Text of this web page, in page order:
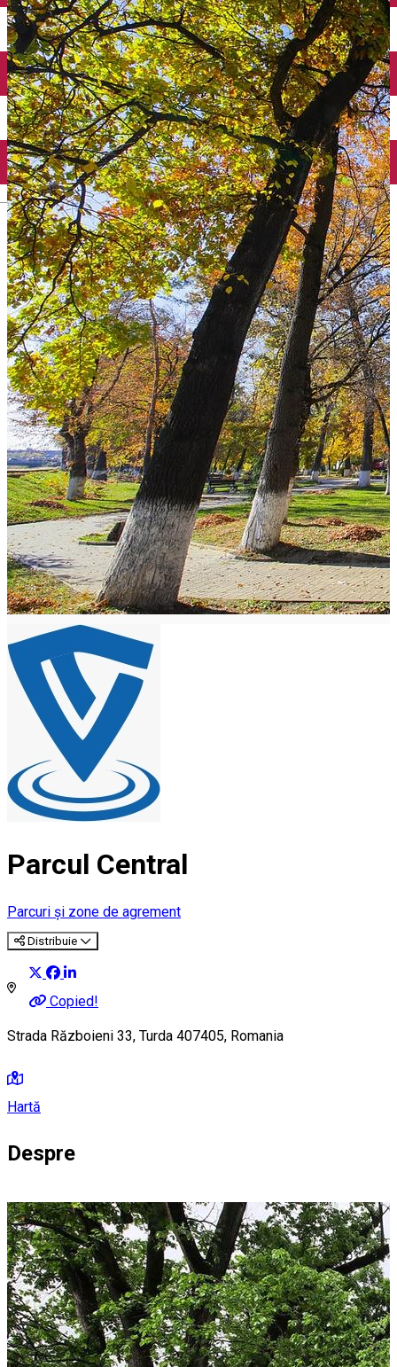
English
Taxi
Parcări
Încărcare vehicule electrice
Conectează-te cu noi
Contact
Facebook
YouTube
Instagram
Tik Tok
Parcul Central
Parcuri și zone de agrement
Distribuie
Copied!
Strada Războieni 33, Turda 407405, Romania
Hartă
Despre